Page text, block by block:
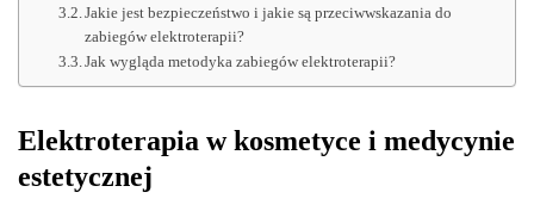
Jakie jest bezpieczeństwo i jakie są przeciwwskazania do
zabiegów elektroterapii?
Jak wygląda metodyka zabiegów elektroterapii?
Elektroterapia w kosmetyce i medycynie
estetycznej